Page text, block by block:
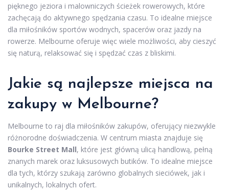
pięknego jeziora i malowniczych ścieżek rowerowych, które
zachęcają do aktywnego spędzania czasu. To idealne miejsce
dla miłośników sportów wodnych, spacerów oraz jazdy na
rowerze. Melbourne oferuje więc wiele możliwości, aby cieszyć
się naturą, relaksować się i spędzać czas z bliskimi.
Jakie są najlepsze miejsca na
zakupy w Melbourne?
Melbourne to raj dla miłośników zakupów, oferujący niezwykle
różnorodne doświadczenia. W centrum miasta znajduje się
Bourke Street Mall, które jest główną ulicą handlową, pełną
znanych marek oraz luksusowych butików. To idealne miejsce
dla tych, którzy szukają zarówno globalnych sieciówek, jak i
unikalnych, lokalnych ofert.